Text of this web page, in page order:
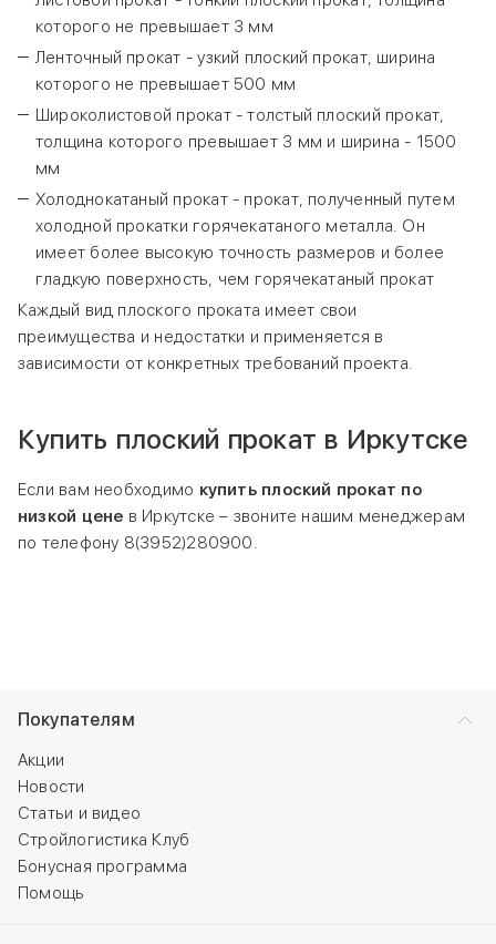
которого не превышает 3 мм
Ленточный прокат - узкий плоский прокат, ширина
которого не превышает 500 мм
Широколистовой прокат - толстый плоский прокат,
толщина которого превышает 3 мм и ширина - 1500
мм
Холоднокатаный прокат - прокат, полученный путем
холодной прокатки горячекатаного металла. Он
имеет более высокую точность размеров и более
гладкую поверхность, чем горячекатаный прокат
Каждый вид плоского проката имеет свои
преимущества и недостатки и применяется в
зависимости от конкретных требований проекта.
Купить плоский прокат в Иркутске
Если вам необходимо купить плоский прокат по
низкой цене в Иркутске – звоните нашим менеджерам
по телефону 8(3952)280900.
Покупателям
Акции
Новости
Статьи и видео
Стройлогистика Клуб
Бонусная программа
Помощь